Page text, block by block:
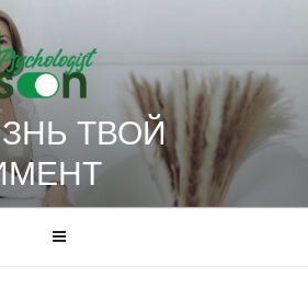
ТВОЙ